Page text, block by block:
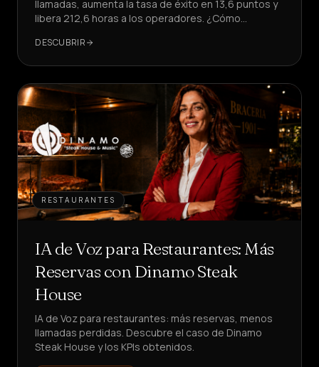
llamadas, aumenta la tasa de éxito en 13,6 puntos y
libera 212,6 horas a los operadores. ¿Cómo
DESCUBRIR
RESTAURANTES
IA de Voz para Restaurantes: Más
Reservas con Dinamo Steak
House
IA de Voz para restaurantes: más reservas, menos
llamadas perdidas. Descubre el caso de Dinamo
Steak House y los KPIs obtenidos.